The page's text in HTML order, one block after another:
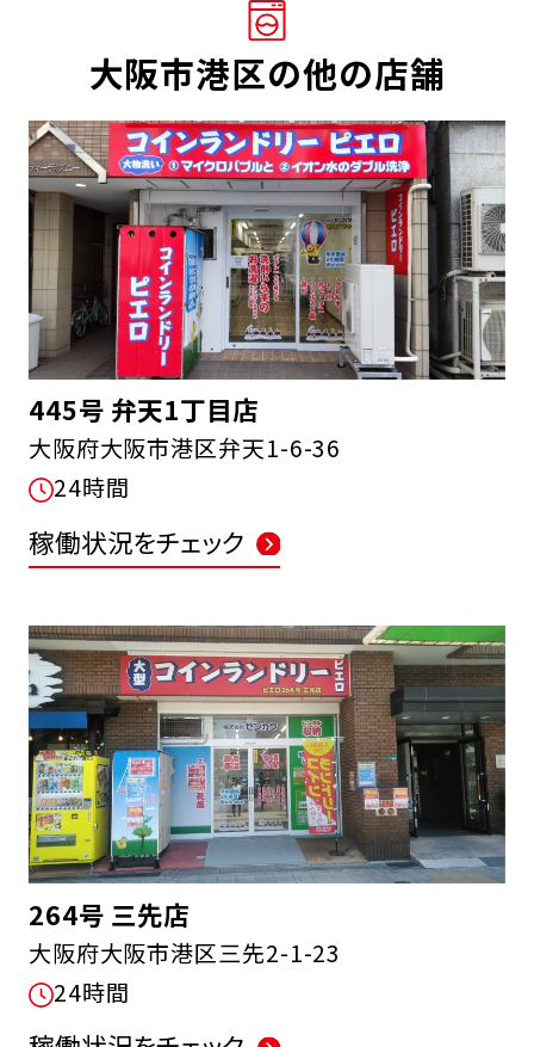
大阪市港区の他の店舗
445号 弁天1丁目店
大阪府大阪市港区弁天1-6-36
24時間
稼働状況をチェック
264号 三先店
大阪府大阪市港区三先2-1-23
24時間